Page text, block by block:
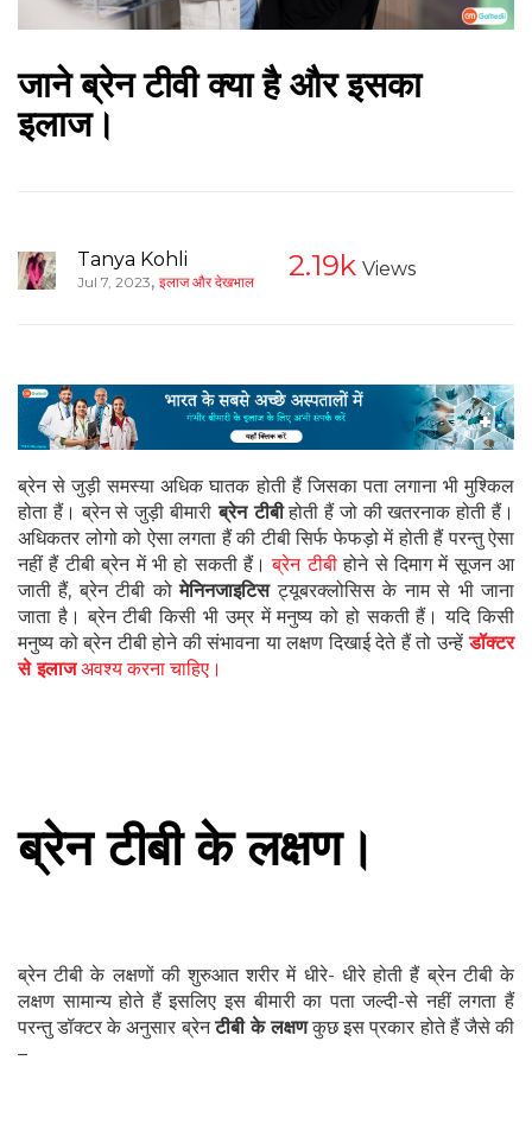
जाने ब्रेन टीवी क्या है और इसका
इलाज।
Tanya Kohli
Jul 7, 2023, इलाज और देखभाल 2.19k Views
ब्रेन से जुड़ी समस्या अधिक घातक होती हैं जिसका पता लगाना भी मुश्किल
होता हैं। ब्रेन से जुड़ी बीमारीब्रेन टीबीहोती हैं जो की खतरनाक होती हैं।
अधिकतर लोगो को ऐसा लगता हैं की टीबी सिर्फ फेफड़ो में होती हैं परन्तु ऐसा
नहीं हैं टीबी ब्रेन में भी हो सकती हैं।ब्रेन टीबीहोने से दिमाग में सूजन आ
जाती हैं, ब्रेन टीबी कोमेनिनजाइटिसट्यूबरक्लोसिस के नाम से भी जाना
जाता है। ब्रेन टीबी किसी भी उम्र में मनुष्य को हो सकती हैं। यदि किसी
मनुष्य को ब्रेन टीबी होने की संभावना या लक्षण दिखाई देते हैं तो उन्हेंडॉक्टर
से इलाजअवश्य करना चाहिए।
ब्रेन टीबी के लक्षण।
ब्रेन टीबी के लक्षणों की शुरुआत शरीर में धीरे- धीरे होती हैं ब्रेन टीबी के
लक्षण सामान्य होते हैं इसलिए इस बीमारी का पता जल्दी-से नहीं लगता हैं
परन्तु डॉक्टर के अनुसार ब्रेनटीबी के लक्षणकुछ इस प्रकार होते हैं जैसे की
–